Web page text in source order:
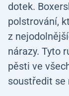
dotek.
polstrování,
z
nárazy. Tyto
pěsti ve
soustředit se